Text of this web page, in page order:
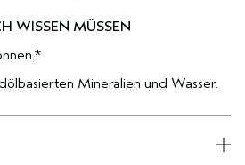
WISSEN MÜSSEN
Mineralien und Wasser.